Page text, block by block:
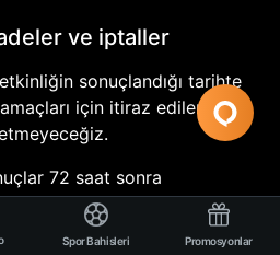
ve iptaller
sonuçlandığı tarihte
için itiraz edilen veya
72 saat sonra
sonra hiçbir soru kabul
sonraki 72 saat
Spor Bahisleri Promosyonlar